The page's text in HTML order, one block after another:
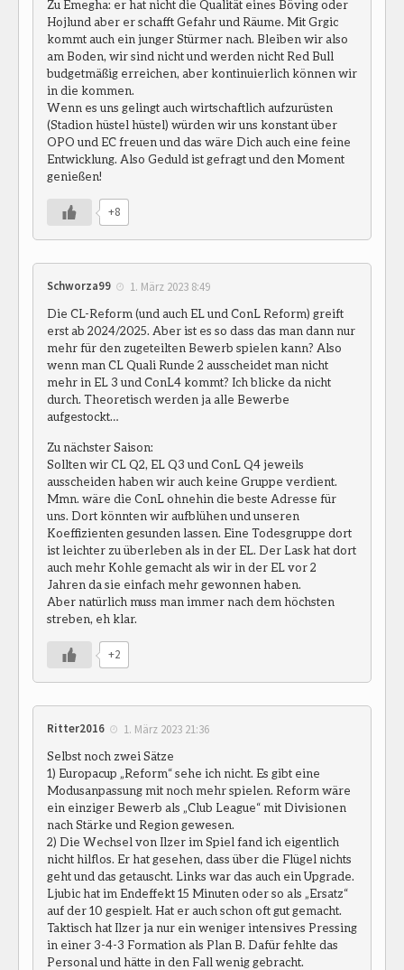
Zu Emegha: er hat nicht die Qualität eines Böving oder
Hojlund aber er schafft Gefahr und Räume. Mit Grgic
kommt auch ein junger Stürmer nach. Bleiben wir also
am Boden, wir sind nicht und werden nicht Red Bull
budgetmäßig erreichen, aber kontinuierlich können wir
in die kommen.
Wenn es uns gelingt auch wirtschaftlich aufzurüsten
(Stadion hüstel hüstel) würden wir uns konstant über
OPO und EC freuen und das wäre Dich auch eine feine
Entwicklung. Also Geduld ist gefragt und den Moment
genießen!
+8
Schworza99 1. März 2023 8:49
Die CL-Reform (und auch EL und ConL Reform) greift
erst ab 2024/2025. Aber ist es so dass das man dann nur
mehr für den zugeteilten Bewerb spielen kann? Also
wenn man CL Quali Runde 2 ausscheidet man nicht
mehr in EL 3 und ConL4 kommt? Ich blicke da nicht
durch. Theoretisch werden ja alle Bewerbe
aufgestockt…
Zu nächster Saison:
Sollten wir CL Q2, EL Q3 und ConL Q4 jeweils
ausscheiden haben wir auch keine Gruppe verdient.
Mmn. wäre die ConL ohnehin die beste Adresse für
uns. Dort könnten wir aufblühen und unseren
Koeffizienten gesunden lassen. Eine Todesgruppe dort
ist leichter zu überleben als in der EL. Der Lask hat dort
auch mehr Kohle gemacht als wir in der EL vor 2
Jahren da sie einfach mehr gewonnen haben.
Aber natürlich muss man immer nach dem höchsten
streben, eh klar.
+2
Ritter2016 1. März 2023 21:36
Selbst noch zwei Sätze
1) Europacup „Reform“ sehe ich nicht. Es gibt eine
Modusanpassung mit noch mehr spielen. Reform wäre
ein einziger Bewerb als „Club League“ mit Divisionen
nach Stärke und Region gewesen.
2) Die Wechsel von Ilzer im Spiel fand ich eigentlich
nicht hilflos. Er hat gesehen, dass über die Flügel nichts
geht und das getauscht. Links war das auch ein Upgrade.
Ljubic hat im Endeffekt 15 Minuten oder so als „Ersatz“
auf der 10 gespielt. Hat er auch schon oft gut gemacht.
Taktisch hat Ilzer ja nur ein weniger intensives Pressing
in einer 3-4-3 Formation als Plan B. Dafür fehlte das
Personal und hätte in den Fall wenig gebracht.